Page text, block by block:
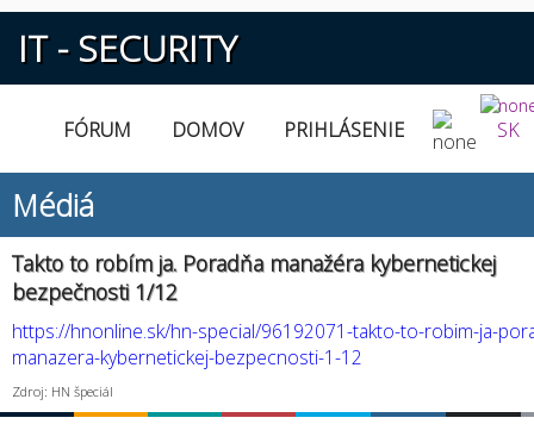
IT - SECURITY
FÓRUM DOMOV PRIHLÁSENIE SK
Médiá
Takto to robím ja. Poradňa manažéra kybernetickej
bezpečnosti 1/12
https://hnonline.sk/hn-special/96192071-takto-to-robim-ja-
manazera-kybernetickej-bezpecnosti-1-12
Zdroj: HN špeciál